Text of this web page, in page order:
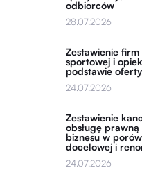
odbiorców
28.07.2026
Zestawienie
sportowej i
podstawie
24.07.2026
Zestawienie
obsługę
biznesu w
docelowej i
24.07.2026